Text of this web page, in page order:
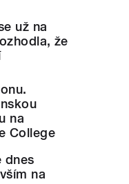
už na
že
na
College
dnes
na